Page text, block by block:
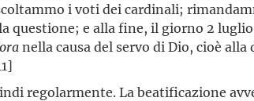
i voti dei cardinali;
questione; e alla fine, il giorno 2
nella causa del servo di Dio, cioè
regolarmente. La beatificazione